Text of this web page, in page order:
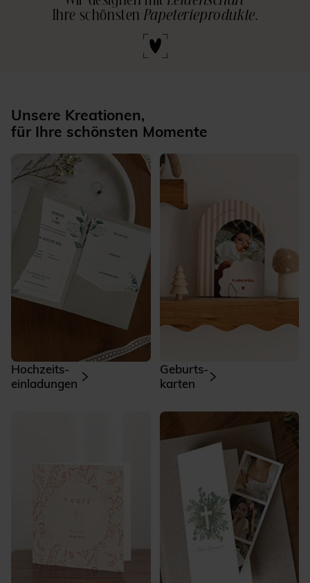
Ihre schönsten Papeterieprodukte.
Unsere Kreationen,
für Ihre schönsten Momente
Hochzeits­
einladungen
Geburts­
karten